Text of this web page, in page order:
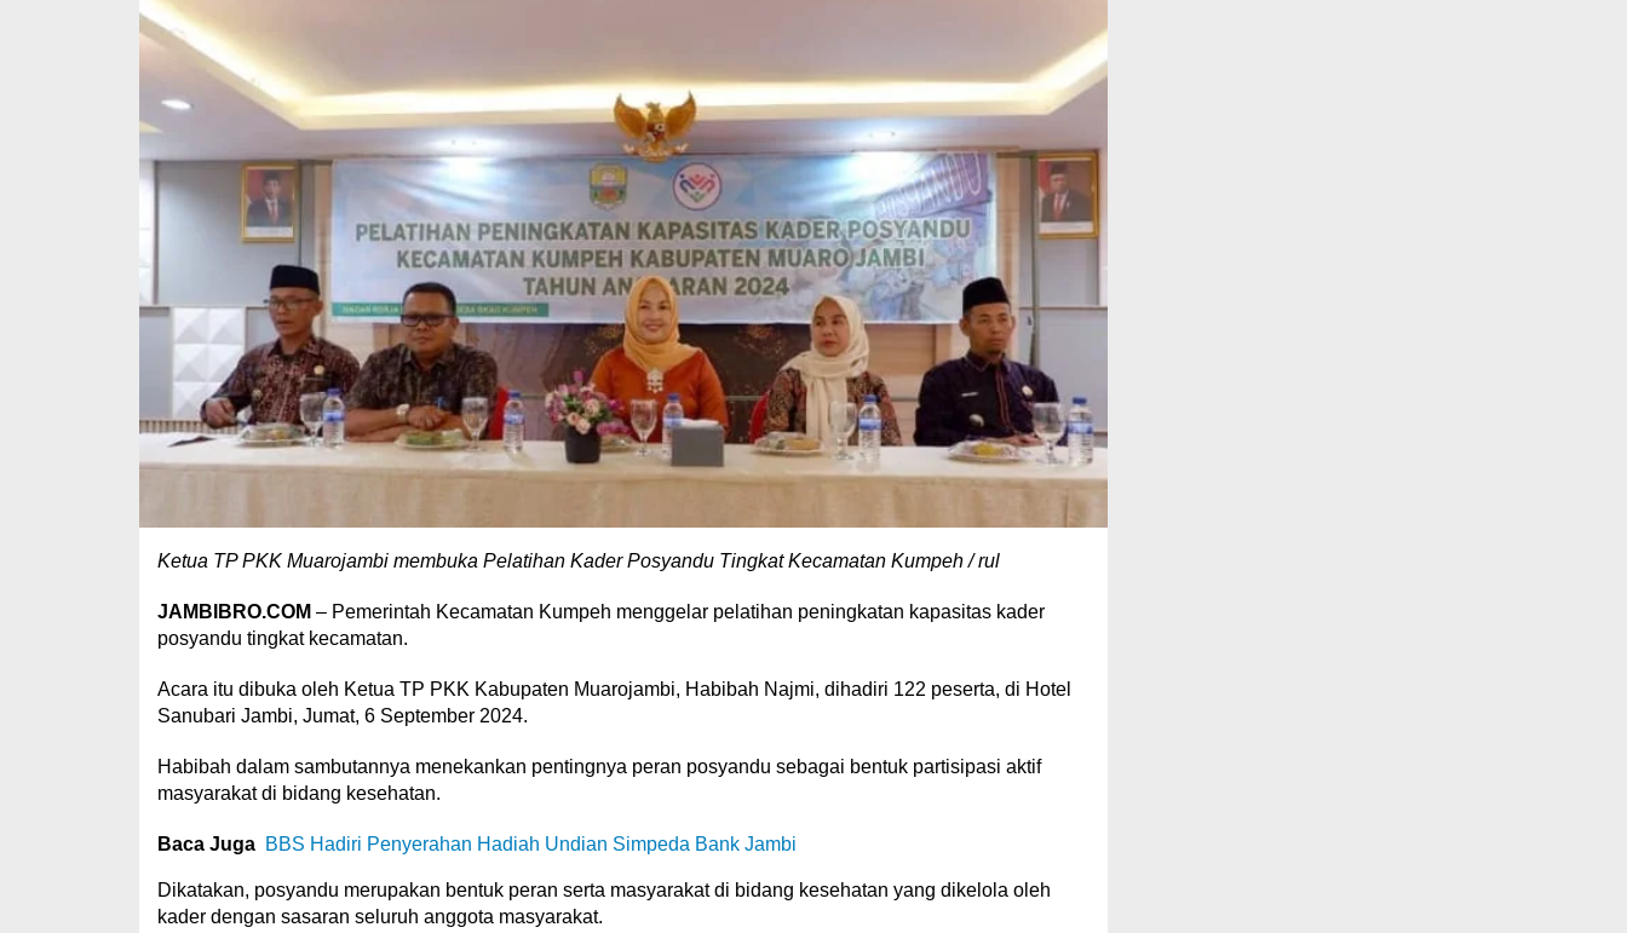
Ketua TP PKK Muarojambi membuka Pelatihan Kader Posyandu Tingkat Kecamatan Kumpeh / rul
JAMBIBRO.COM – Pemerintah Kecamatan Kumpeh menggelar pelatihan peningkatan kapasitas kader
posyandu tingkat kecamatan.
Acara itu dibuka oleh Ketua TP PKK Kabupaten Muarojambi, Habibah Najmi, dihadiri 122 peserta, di Hotel
Sanubari Jambi, Jumat, 6 September 2024.
Habibah dalam sambutannya menekankan pentingnya peran posyandu sebagai bentuk partisipasi aktif
masyarakat di bidang kesehatan.
Baca Juga BBS Hadiri Penyerahan Hadiah Undian Simpeda Bank Jambi
Dikatakan, posyandu merupakan bentuk peran serta masyarakat di bidang kesehatan yang dikelola oleh
kader dengan sasaran seluruh anggota masyarakat.